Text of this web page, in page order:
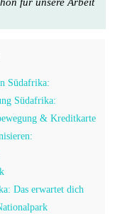
Südafrika:
Südafrika:
& Kreditkarte
Das erwartet dich